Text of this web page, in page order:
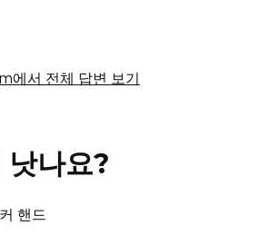
서 전체 답변 보기
낫나요?
핸드